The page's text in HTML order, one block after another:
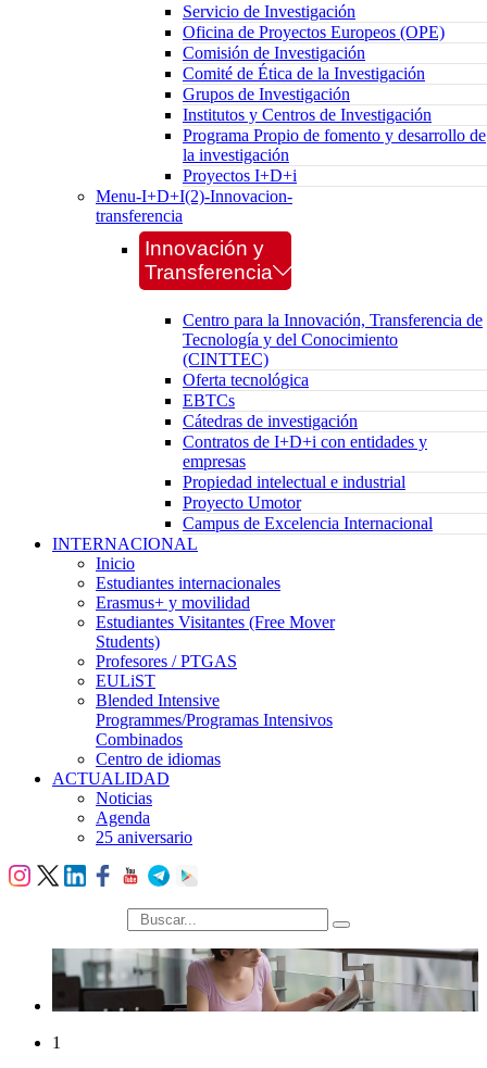
Servicio de Investigación
Oficina de Proyectos Europeos (OPE)
Comisión de Investigación
Comité de Ética de la Investigación
Grupos de Investigación
Institutos y Centros de Investigación
Programa Propio de fomento y desarrollo de
la investigación
Proyectos I+D+i
Menu-I+D+I(2)-Innovacion-
transferencia
Innovación y
Transferencia
Centro para la Innovación, Transferencia de
Tecnología y del Conocimiento
(CINTTEC)
Oferta tecnológica
EBTCs
Cátedras de investigación
Contratos de I+D+i con entidades y
empresas
Propiedad intelectual e industrial
Proyecto Umotor
Campus de Excelencia Internacional
INTERNACIONAL
Inicio
Estudiantes internacionales
Erasmus+ y movilidad
Estudiantes Visitantes (Free Mover
Students)
Profesores / PTGAS
EULiST
Blended Intensive
Programmes/Programas Intensivos
Combinados
Centro de idiomas
ACTUALIDAD
Noticias
Agenda
25 aniversario
búsqueda
1